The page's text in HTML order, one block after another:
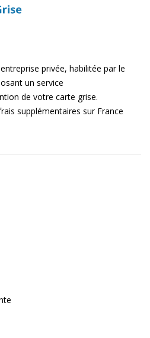
privée, habilitée par le
un service
de votre carte grise.
supplémentaires sur France